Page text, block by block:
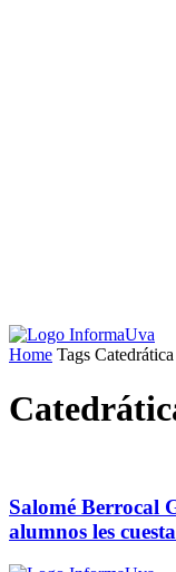
Home Tags
Salomé Berrocal
alumnos les